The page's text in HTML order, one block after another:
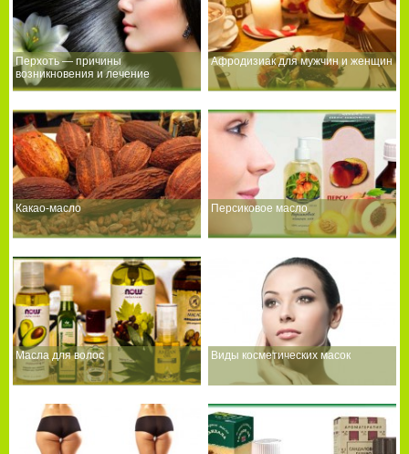
Перхоть — причины
возникновения и лечение
Афродизиак для мужчин и женщин
Какао-масло Персиковое масло
Масла для волос Виды косметических масок